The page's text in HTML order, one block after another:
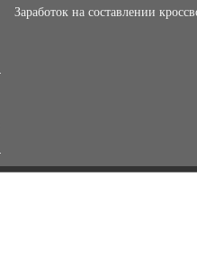
Заработок на составлении